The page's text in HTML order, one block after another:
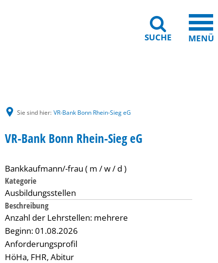
SUCHE MENÜ
Sie sind hier: VR-Bank Bonn Rhein-Sieg eG
VR-Bank Bonn Rhein-Sieg eG
Bankkaufmann/-frau ( m / w / d )
Kategorie
Ausbildungsstellen
Beschreibung
Anzahl der Lehrstellen: mehrere
Beginn: 01.08.2026
Anforderungsprofil
HöHa, FHR, Abitur